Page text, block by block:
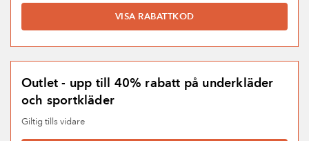
VISA RABATTKOD
Outlet - upp till 40% rabatt på underkläder
och sportkläder
Giltig tills vidare